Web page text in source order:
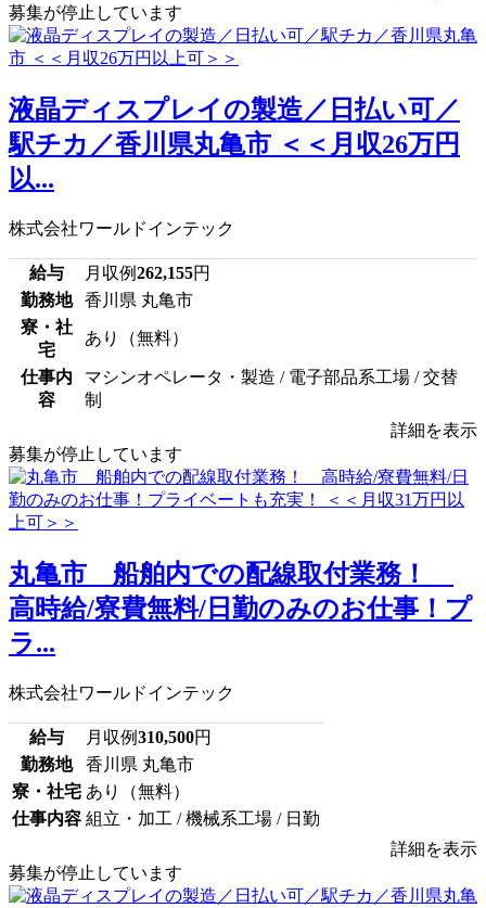
募集が停止しています
液晶ディスプレイの製造／日払い可／
駅チカ／香川県丸亀市 ＜＜月収26万円
以...
株式会社ワールドインテック
給与 月収例262,155円
勤務地
香川県 丸亀市
寮・社
宅
あり（無料）
仕事内
容
マシンオペレータ・製造 / 電子部品系工場 / 交替
制
詳細を表示
募集が停止しています
丸亀市 船舶内での配線取付業務！
高時給/寮費無料/日勤のみのお仕事！プ
ラ...
株式会社ワールドインテック
給与 月収例310,500円
勤務地
香川県 丸亀市
寮・社宅 あり（無料）
仕事内容 組立・加工 / 機械系工場 / 日勤
詳細を表示
募集が停止しています